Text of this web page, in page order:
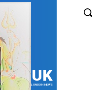
UK
LONDON NEWS